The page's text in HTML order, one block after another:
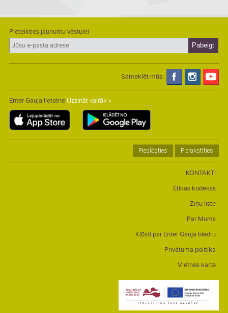
Pieteikties jaunumu vēstulei
Sameklēt mūs:
Enter Gauja lietotne Uzzināt vairāk »
Pieslēgties Pierakstīties
KONTAKTI
Ētikas kodekss
Ziņu liste
Par Mums
Kļūsti par Enter Gauja biedru
Privātuma politika
Vietnes karte